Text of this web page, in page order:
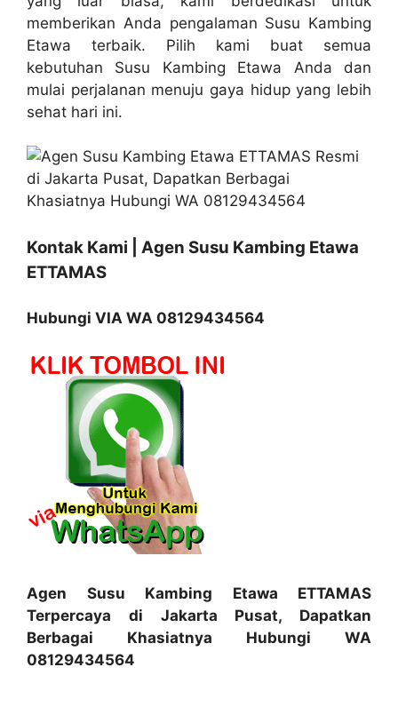
memberikan Anda pengalaman Susu Kambing
Etawa terbaik. Pilih kami buat semua
kebutuhan Susu Kambing Etawa Anda dan
mulai perjalanan menuju gaya hidup yang lebih
sehat hari ini.
Kontak Kami | Agen Susu Kambing Etawa
ETTAMAS
Hubungi VIA WA 08129434564
Agen Susu Kambing Etawa ETTAMAS
Terpercaya di Jakarta Pusat, Dapatkan
Berbagai Khasiatnya Hubungi WA
08129434564